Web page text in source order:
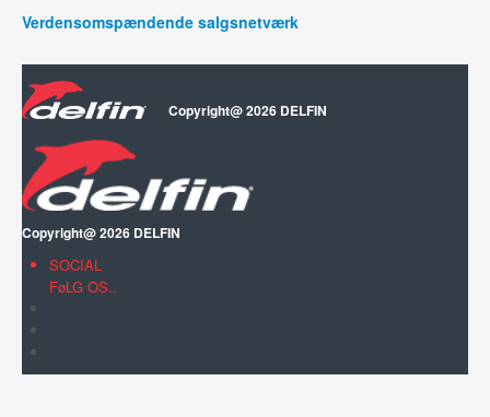
Verdensomspændende salgsnetværk
Copyright@ 2026 DELFIN
Copyright@ 2026 DELFIN
SOCIAL
FøLG OS..